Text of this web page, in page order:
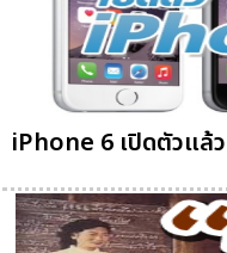
iPhone 6 เปิดตัวแล้